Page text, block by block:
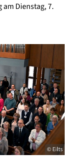
Dienstag, 7.
© Eilts